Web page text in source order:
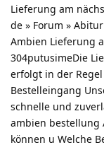
Lieferung am
de » Forum »
Ambien Lieferung
304putusimeDie
erfolgt in der
Bestelleingang
schnelle und
ambien bestellung
können u Welche